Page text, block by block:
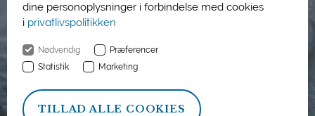
dine personoplysninger i forbindelse med cookies
i privatlivspolitikken
Nødvendig
Præferencer
Statistik
Marketing
TILLAD ALLE COOKIES